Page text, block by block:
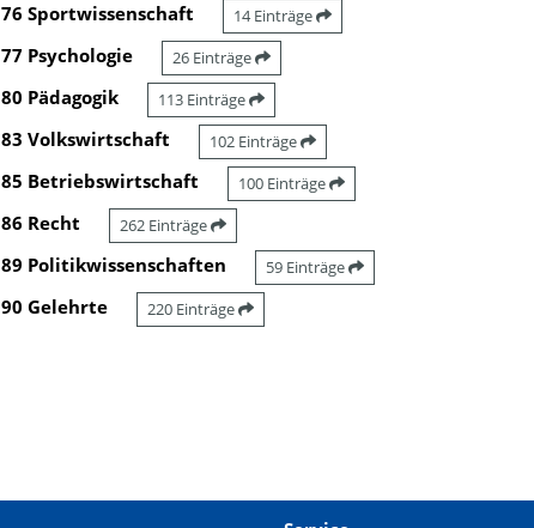
76 Sportwissenschaft 14 Einträge
77 Psychologie 26 Einträge
80 Pädagogik 113 Einträge
83 Volkswirtschaft 102 Einträge
85 Betriebswirtschaft 100 Einträge
86 Recht 262 Einträge
89 Politikwissenschaften 59 Einträge
90 Gelehrte 220 Einträge